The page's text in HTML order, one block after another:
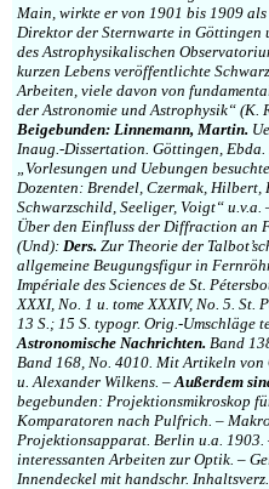
Main, wirkte er von 1901 bis 1909
Direktor der Sternwarte in Göttingen
des Astrophysikalischen
kurzen Lebens veröffentlichte
Arbeiten, viele davon von
der Astronomie und Astrophysik“ (K.
Beigebunden: Linnemann, Martin.
Inaug.-Dissertation. Göttingen,
„Vorlesungen und Uebungen
Dozenten: Brendel, Czermak,
Schwarzschild, Seeliger, Voigt“ u.v.a.
Über den Einfluss der Diffraction an
(Und): Ders. Zur Theorie der
allgemeine Beugungsfigur in
Impériale des Sciences de St.
XXXI, No. 1 u. tome XXXIV, No. 5. St.
13 S.; 15 S. typogr. Orig.-Umschläge
Astronomische Nachrichten. Band
Band 168, No. 4010. Mit Artikeln von
u. Alexander Wilkens. –Außerdem
begebunden: Projektionsmikroskop
Komparatoren nach Pulfrich. –
Projektionsapparat. Berlin u.a. 1903.
interessanten Arbeiten zur Optik. –
Innendeckel mit handschr.